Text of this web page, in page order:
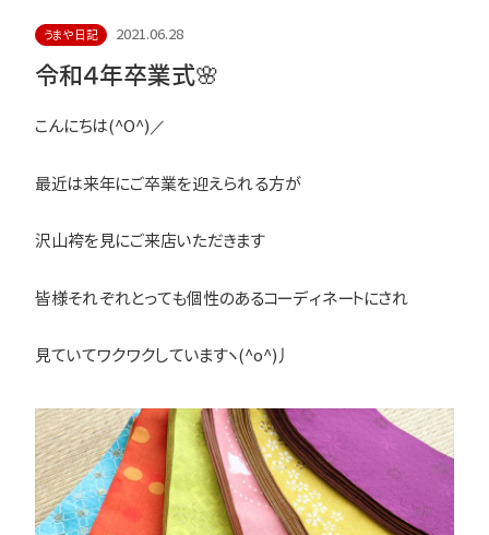
うまや日記 2021.06.28
令和４年卒業式🌸
こんにちは(^O^)／
最近は来年にご卒業を迎えられる方が
沢山袴を見にご来店いただきます
皆様それぞれとっても個性のあるコーディネートにされ
見ていてワクワクしていますヽ(^o^)丿